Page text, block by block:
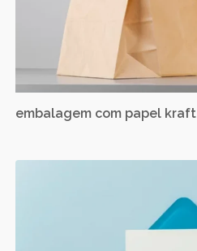
embalagem com papel kraft